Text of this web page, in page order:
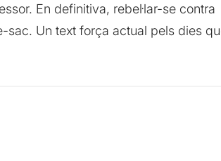
En definitiva, rebel·lar-se contra
sac. Un text força actual pels dies